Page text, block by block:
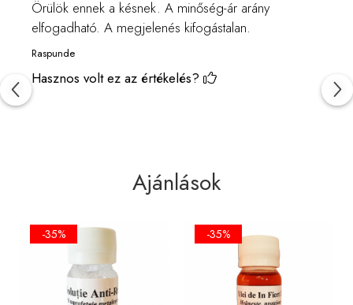
Örülök ennek a késnek. A minőség-ár arány
elfogadható. A megjelenés kifogástalan.
Raspunde
Hasznos volt ez az értékelés?
Ajánlások
-35% -35%